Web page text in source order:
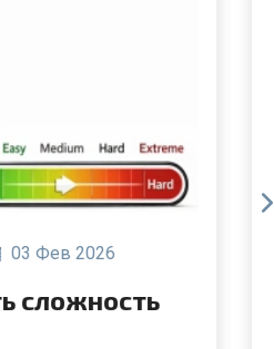
19 Июн 2025